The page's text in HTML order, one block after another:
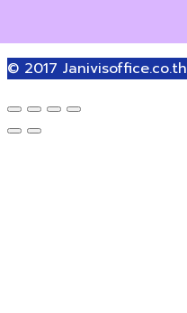
© 2017 Janivisoffice.co.th